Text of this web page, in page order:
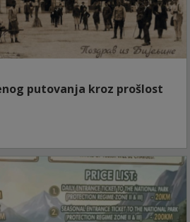
putovanja kroz prošlost